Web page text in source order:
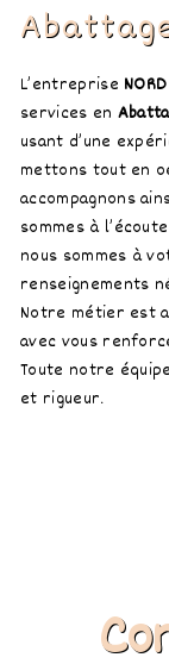
L’entreprise
services en
usant d’une
mettons tout en
accompagnons
sommes à
nous sommes à
renseignements
Notre métier est
avec vous
Toute notre
et rigueur.